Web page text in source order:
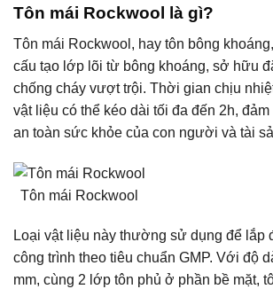
Tôn mái Rockwool là gì?
Tôn mái Rockwool, hay tôn bông
cấu tạo lớp lõi từ bông khoáng, sở hữu
chống cháy vượt trội. Thời gian chịu
vật liệu có thể kéo dài tối đa đến 2h,
an toàn sức khỏe của con người và tài
Tôn mái Rockwool
Loại vật liệu này thường sử dụng để lắp
công trình theo tiêu chuẩn GMP. Với độ
mm, cùng 2 lớp tôn phủ ở phần bề mặt,